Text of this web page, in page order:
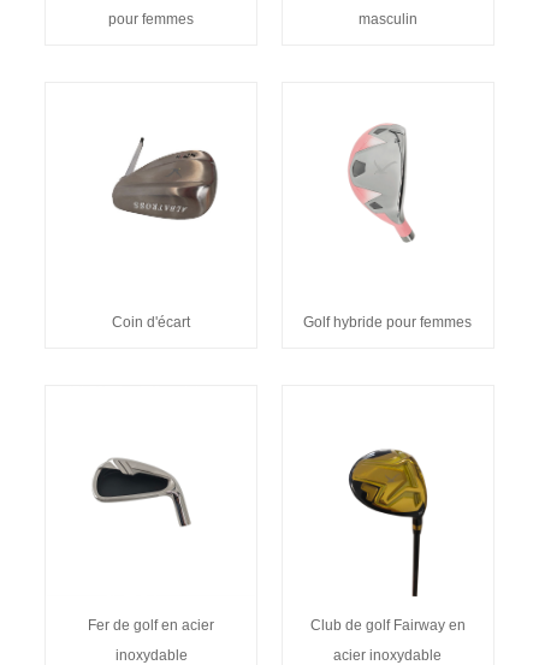
pour femmes
masculin
Coin d'écart Golf hybride pour femmes
Fer de golf en acier
inoxydable
Club de golf Fairway en
acier inoxydable